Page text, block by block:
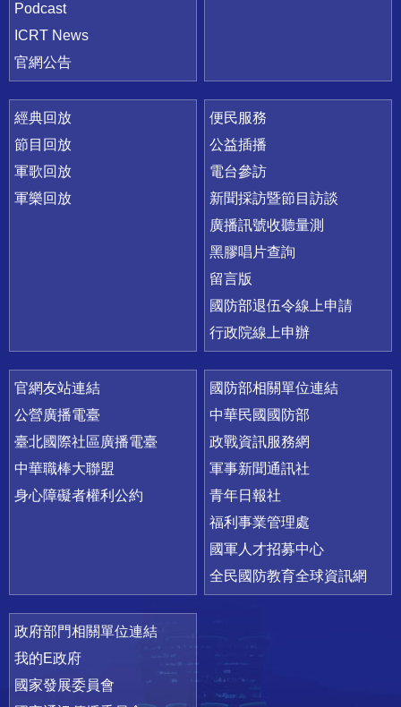
Podcast
ICRT News
官網公告
經典回放
節目回放
軍歌回放
軍樂回放
便民服務
公益插播
電台參訪
新聞採訪暨節目訪談
廣播訊號收聽量測
黑膠唱片查詢
留言版
國防部退伍令線上申請
行政院線上申辦
官網友站連結
公營廣播電臺
臺北國際社區廣播電臺
中華職棒大聯盟
身心障礙者權利公約
國防部相關單位連結
中華民國國防部
政戰資訊服務網
軍事新聞通訊社
青年日報社
福利事業管理處
國軍人才招募中心
全民國防教育全球資訊網
政府部門相關單位連結
我的E政府
國家發展委員會